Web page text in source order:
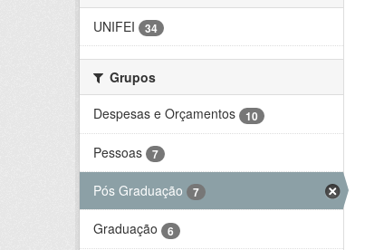
UNIFEI
34
Grupos
Despesas e Orçamentos
10
Pessoas 7
Pós Graduação 7
Graduação 6